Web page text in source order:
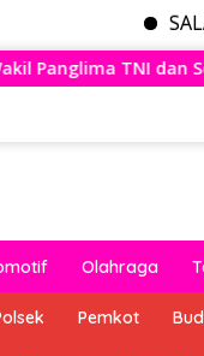
SALAM PRESISI •
Negara Terima
Olahraga
Pemkot